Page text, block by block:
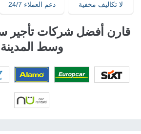
لا تكاليف مخفية دعم العملاء 24/7
قارن أفضل شركات تأجير
وسط المدينة